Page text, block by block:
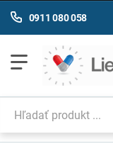
0911 080 058